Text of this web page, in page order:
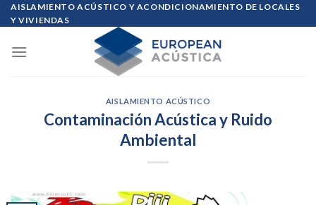
Skip
to
AISLAMIENTO ACÚSTICO Y ACONDICIONAMIENTO DE LOCALES
Y VIVIENDAS
AISLAMIENTO ACÚSTICO
Contaminación Acústica y Ruido
Ambiental